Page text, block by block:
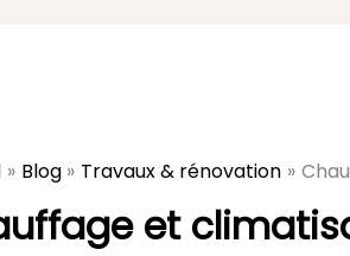
Blog Travaux & rénovation
et